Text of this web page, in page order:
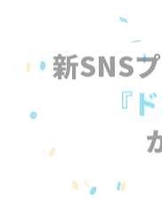
新SNS
『